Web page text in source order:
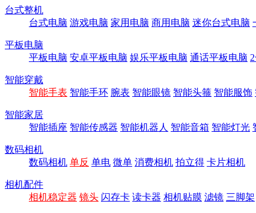
台式整机
台式电脑 游戏电脑 家用电脑 商用电脑 迷你台式电脑
平板电脑
平板电脑 安卓平板电脑 娱乐平板电脑 通话平板电脑
智能穿戴
智能手表 智能手环 腕表 智能眼镜 智能头箍 智能服饰
智能家居
智能插座 智能传感器 智能机器人 智能音箱 智能灯光
数码相机
数码相机 单反 单电 微单 消费相机 拍立得 卡片相机
相机配件
相机稳定器 镜头 闪存卡 读卡器 相机贴膜 滤镜 三脚架